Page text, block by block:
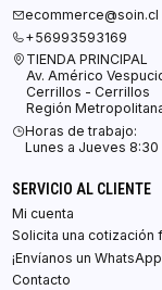
ecommerce@soin.cl
+56993593169
TIENDA PRINCIPAL
Av. Américo
Cerrillos - Cerrillos
Región
Horas de trabajo:
Lunes a Jueves 8:30
SERVICIO AL CLIENTE
Mi cuenta
Solicita una cotización
¡Envíanos un
Contacto